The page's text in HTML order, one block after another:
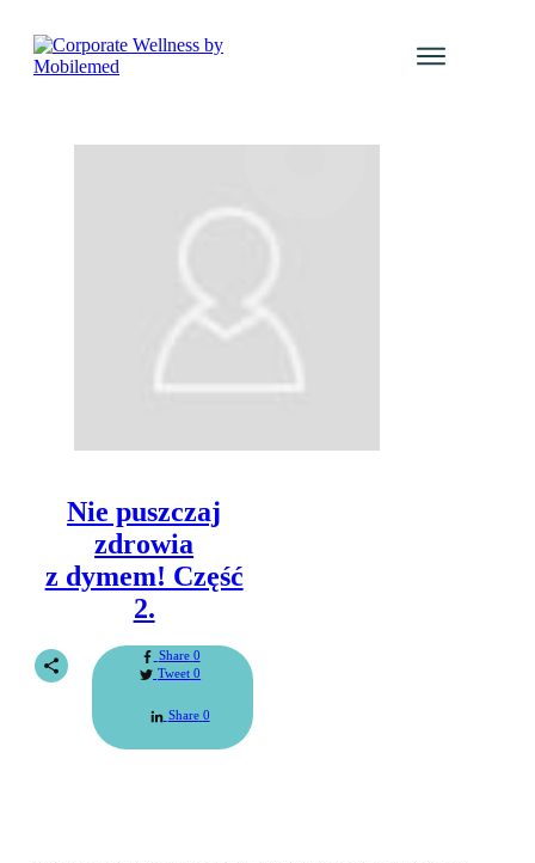
Chomiuk
Nie puszczaj
zdrowia
z dymem! Część
2.
Share 0
Tweet 0
Share 0